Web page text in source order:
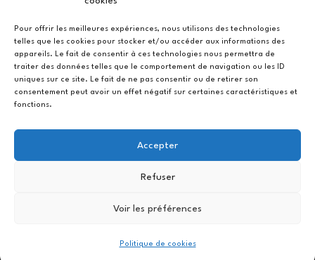
Pour offrir les meilleures expériences, nous utilisons des technologies
telles que les cookies pour stocker et/ou accéder aux informations des
appareils. Le fait de consentir à ces technologies nous permettra de
traiter des données telles que le comportement de navigation ou les ID
uniques sur ce site. Le fait de ne pas consentir ou de retirer son
consentement peut avoir un effet négatif sur certaines caractéristiques et
fonctions.
Accepter
Refuser
Voir les préférences
Politique de cookies
Politique de cookies (UE)